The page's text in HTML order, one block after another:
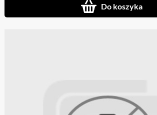
Do koszyka